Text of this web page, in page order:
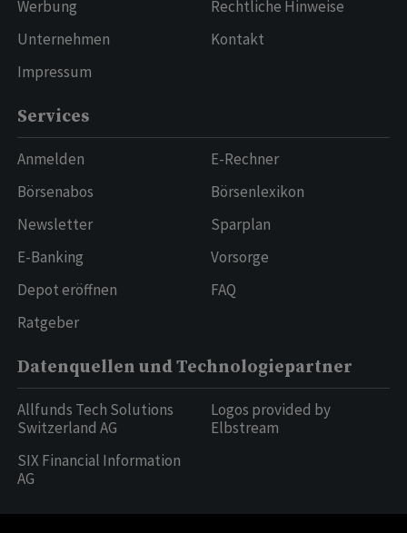
Werbung
Unternehmen
Impressum
Rechtliche Hinweise
Kontakt
Services
Anmelden
Börsenabos
Newsletter
E-Banking
Depot eröffnen
Ratgeber
E-Rechner
Börsenlexikon
Sparplan
Vorsorge
FAQ
Datenquellen und Technologiepartner
Allfunds Tech Solutions
Switzerland AG
SIX Financial Information
AG
Logos provided by
Elbstream